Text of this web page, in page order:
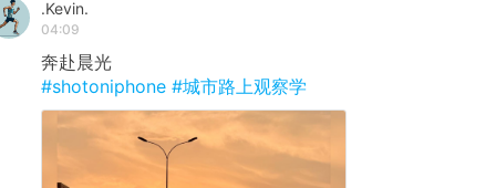
.Kevin.
04:09
奔赴晨光
#shotoniphone #城市路上观察学